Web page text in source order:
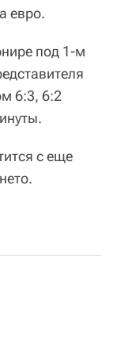
евро.
под 1-м
6:3, 6:2
с еще